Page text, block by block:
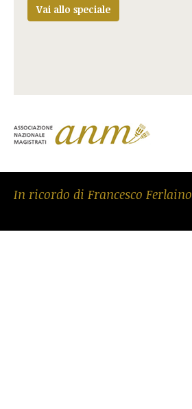
Vai allo speciale
In ricordo di Francesco Ferlaino